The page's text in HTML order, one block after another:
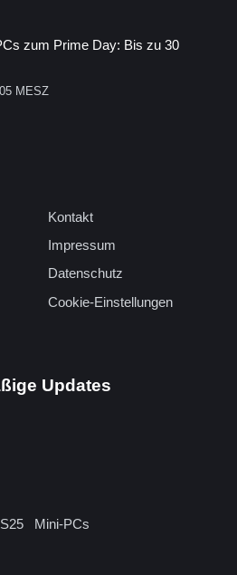
zum Prime Day: Bis zu 30
MESZ
Kontakt
Impressum
Datenschutz
Cookie-Einstellungen
Updates
Mini-PCs